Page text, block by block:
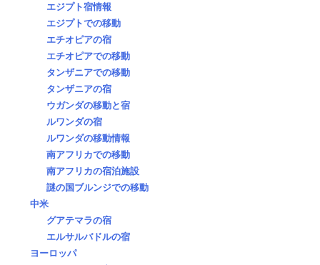
エジプト宿情報
エジプトでの移動
エチオピアの宿
エチオピアでの移動
タンザニアでの移動
タンザニアの宿
ウガンダの移動と宿
ルワンダの宿
ルワンダの移動情報
南アフリカでの移動
南アフリカの宿泊施設
謎の国ブルンジでの移動
中米
グアテマラの宿
エルサルバドルの宿
ヨーロッパ